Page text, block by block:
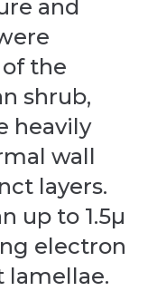
and
the
shrub,
heavily
wall
layers.
up to 1.5µ
electron
lamellae.